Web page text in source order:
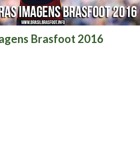
Brasfoot 2016